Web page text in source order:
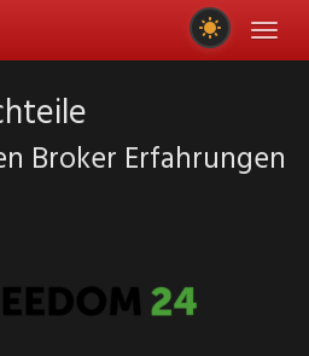
Broker Erfahrungen